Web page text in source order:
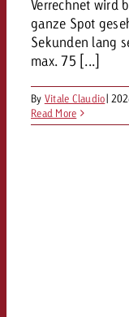
Verrechnet wird
ganze Spot
Sekunden lang
max. 75 [...]
By Vitale Claudio|
Read More